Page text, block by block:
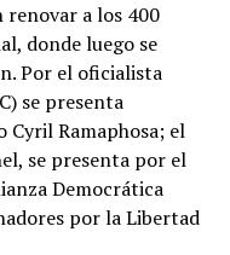
renovar a los 400
donde luego se
Por el oficialista
se presenta
Cyril Ramaphosa; el
se presenta por el
Democrática
por la Libertad